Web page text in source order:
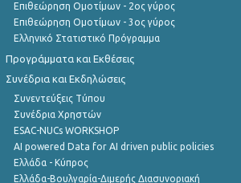
Επιθεώρηση Ομοτίμων - 2ος γύρος
Επιθεώρηση Ομοτίμων - 3ος γύρος
Ελληνικό Στατιστικό Πρόγραμμα
Προγράμματα και Εκθέσεις
Συνέδρια και Εκδηλώσεις
Συνεντεύξεις Τύπου
Συνέδρια Χρηστών
ESAC-NUCs WORKSHOP
AI powered Data for AI driven public policies
Ελλάδα - Κύπρος
Ελλάδα-Βουλγαρία-Διμερής Διασυνοριακή